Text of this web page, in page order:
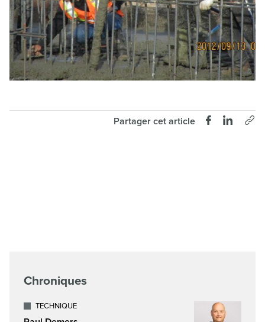
Partager cet article
Chroniques
TECHNIQUE